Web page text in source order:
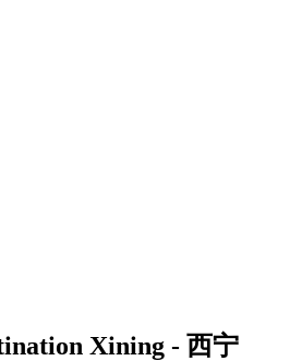
Xining - 西宁